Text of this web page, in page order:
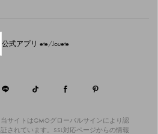
公式アプリ ete/Jouete
当サイトはGMOグローバルサインにより認
証されています。
SSL対応ページからの情報